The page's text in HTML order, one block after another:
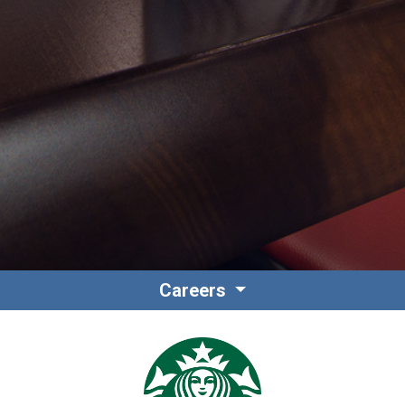
Contacto
Careers